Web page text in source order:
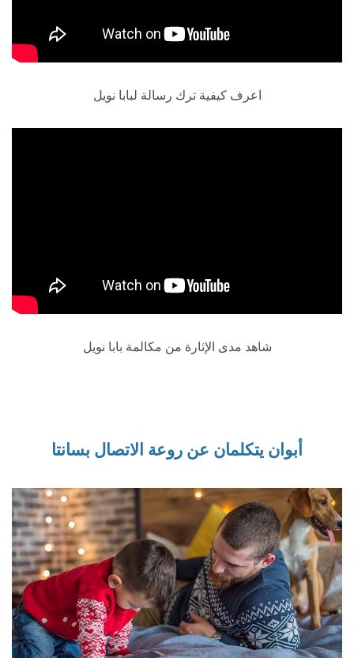
اعرف كيفية ترك رسالة لبابا نويل
شاهد مدى الإثارة من مكالمة بابا نويل
أبوان يتكلمان عن روعة الاتصال بسانتا